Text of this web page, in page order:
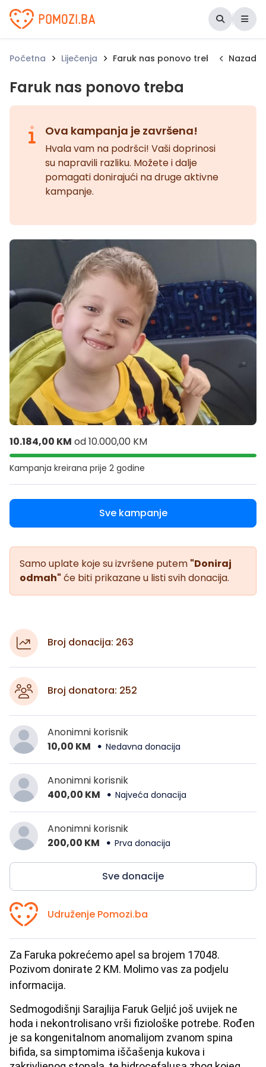
Udruženje Pomozi.ba
Početna Liječenja Faruk nas ponovo treba Nazad
Faruk nas ponovo treba
Ova kampanja je završena!
Hvala vam na podršci! Vaši doprinosi
su napravili razliku. Možete i dalje
pomagati donirajući na druge aktivne
kampanje.
10.184,00 KM od10.000,00 KM
Kampanja kreirana prije 2 godine
Sve kampanje
Samo uplate koje su izvršene putem "Doniraj
odmah" će biti prikazane u listi svih donacija.
Broj donacija: 263
Broj donatora: 252
Anonimni korisnik
10,00 KM
Nedavna donacija
Anonimni korisnik
400,00 KM
Najveća donacija
Anonimni korisnik
200,00 KM
Prva donacija
Sve donacije
Udruženje Pomozi.ba
Za Faruka pokrećemo apel sa brojem 17048.
Pozivom donirate 2 KM. Molimo vas za podjelu
informacija.
Sedmogodišnji Sarajlija Faruk Geljić još uvijek ne
hoda i nekontrolisano vrši fiziološke potrebe. Rođen
je sa kongenitalnom anomalijom zvanom spina
bifida, sa simptomima iščašenja kukova i